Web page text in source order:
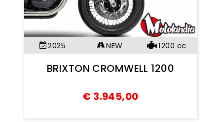
2025 NEW 1200 cc
BRIXTON CROMWELL 1200
€ 3.945,00